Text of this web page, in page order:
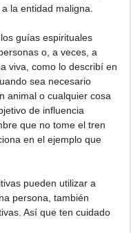
la entidad maligna.
guías espirituales
o, a veces, a
viva, como lo describí en
sea necesario
animal o cualquier cosa
de influencia
que no tome el tren
en el ejemplo que
pueden utilizar a
persona, también
Así que ten cuidado